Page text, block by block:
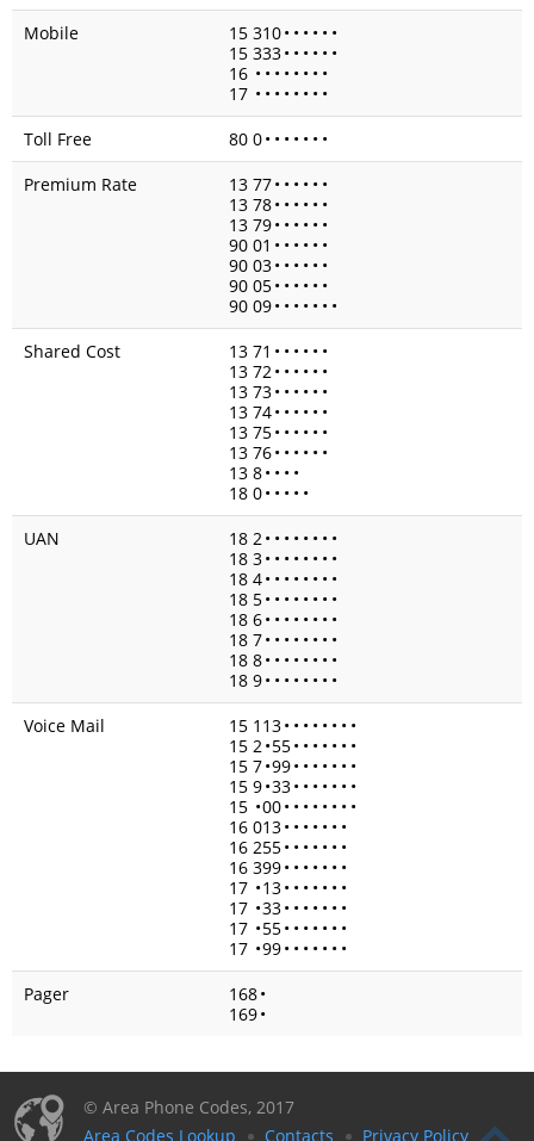
Mobile
15 310• • • • • •
15 333• • • • • •
16 • • • • • • • •
17 • • • • • • • •
Toll Free
80 0• • • • • • •
Premium Rate
13 77• • • • • •
13 78• • • • • •
13 79• • • • • •
90 01 • • • • • •
90 03• • • • • •
90 05• • • • • •
90 09• • • • • • •
Shared Cost
13 71 • • • • • •
13 72• • • • • •
13 73• • • • • •
13 74• • • • • •
13 75• • • • • •
13 76• • • • • •
13 8• • • •
18 0• • • • •
UAN
18 2• • • • • • • •
18 3• • • • • • • •
18 4• • • • • • • •
18 5• • • • • • • •
18 6• • • • • • • •
18 7• • • • • • • •
18 8• • • • • • • •
18 9• • • • • • • •
Voice Mail
15 113• • • • • • • •
15 2•55• • • • • • •
15 7•99• • • • • • •
15 9•33• • • • • • •
15 •00• • • • • • • •
16 013• • • • • • •
16 255• • • • • • •
16 399• • • • • • •
17 •13• • • • • • •
17 •33• • • • • • •
17 •55• • • • • • •
17 •99• • • • • • •
Pager
168•
169•
© Area Phone Codes, 2017
Area Codes Lookup
Contacts Privacy Policy